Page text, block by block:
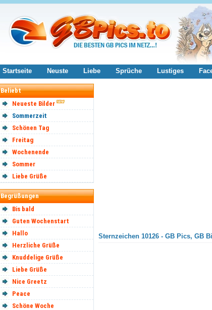
Startseite Neuste Liebe Sprüche Lustiges
Beliebt
Neueste Bilder
Sommerzeit
Schönen Tag
Freitag
Wochenende
Sommer
Liebe Grüße
Begrüßungen
Bis bald
Guten Wochenstart
Hallo
Herzliche Grüße
Knuddelige Grüße
Liebe Grüße
Nice Greetz
Peace
Schöne Woche
Sternzeichen 10126 - GB Pics, GB